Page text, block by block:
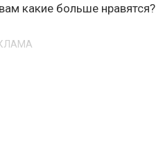
какие больше нравятся?